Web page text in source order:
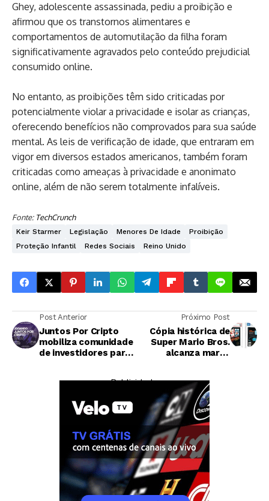
Ghey, adolescente assassinada, pediu a proibição e
afirmou que os transtornos alimentares e
comportamentos de automutilação da filha foram
significativamente agravados pelo conteúdo prejudicial
consumido online.
No entanto, as proibições têm sido criticadas por
potencialmente violar a privacidade e isolar as crianças,
oferecendo benefícios não comprovados para sua saúde
mental. As leis de verificação de idade, que entraram em
vigor em diversos estados americanos, também foram
criticadas como ameaças à privacidade e anonimato
online, além de não serem totalmente infalíveis.
Fonte: TechCrunch
Keir Starmer Legislação Menores De Idade
Proibição
Proteção Infantil
Redes Sociais Reino Unido
Post Anterior
Juntos Por Cripto
mobiliza comunidade
de investidores para
Próximo Post
Cópia histórica de
Super Mario Bros.
alcanza marca
— Publicidade —